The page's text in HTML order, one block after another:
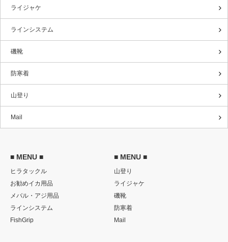
ライジャケ
ラインシステム
磯靴
防寒着
山登り
Mail
■ MENU ■
ヒラタックル
お勧めイカ用品
メバル・アジ用品
ラインシステム
FishGrip
■ MENU ■
山登り
ライジャケ
磯靴
防寒着
Mail